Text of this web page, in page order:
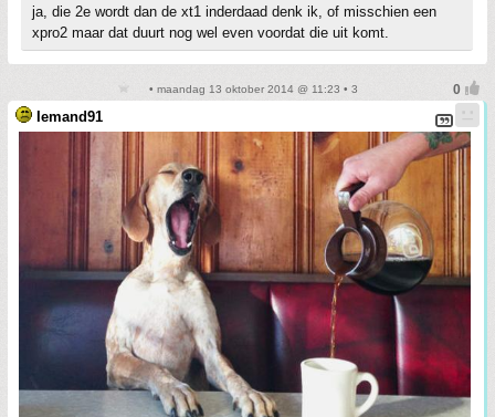
ja, die 2e wordt dan de xt1 inderdaad denk ik, of misschien een
xpro2 maar dat duurt nog wel even voordat die uit komt.
• maandag 13 oktober 2014 @ 11:23 • 3
Iemand91